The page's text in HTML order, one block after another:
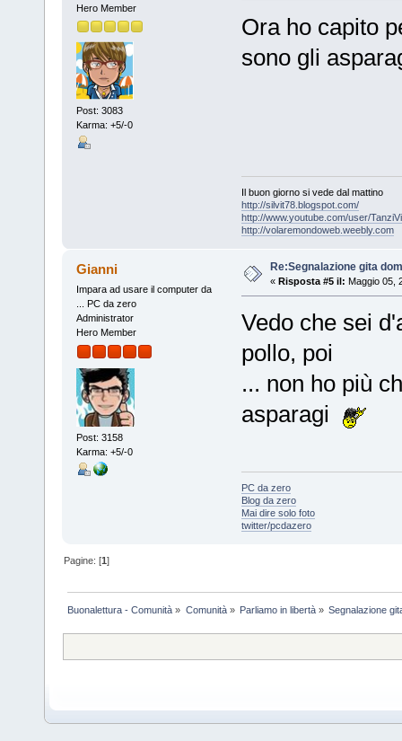
Hero Member
Post: 3083
Karma: +5/-0
Ora ho capito
sono gli
Il buon giorno si vede dal mattino
http://silvit78.blogspot.com/
http://www.youtube.com/user/
http://volaremondoweb.weebly.com
Gianni
Impara ad usare il computer da
... PC da zero
Administrator
Hero Member
Post: 3158
Karma: +5/-0
Re:Segnalazione gita
« Risposta #5 il: Maggio 05,
Vedo che sei
pollo, poi
... non ho più
asparagi
PC da zero
Blog da zero
Mai dire solo foto
twitter/pcdazero
Pagine: [1]
Buonalettura - Comunità » Comunità» Parliamo in libertà» Segnalazione